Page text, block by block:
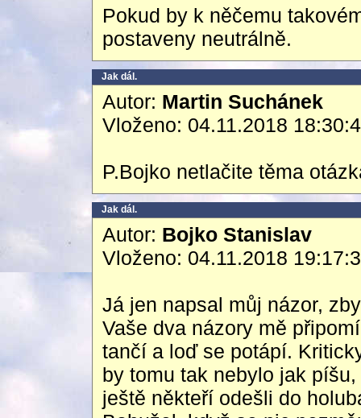
Pokud by k něčemu
postaveny neutrálně.
Jak dál.
Autor: Martin Suchánek
Vloženo: 04.11.2018
P.Bojko netlačite těma
Jak dál.
Autor: Bojko Stanislav
Vloženo: 04.11.2018
Já jen napsal můj názor,
Vaše dva názory mě
tančí a loď se potápí.
by tomu tak nebylo jak
ještě někteří odešli do